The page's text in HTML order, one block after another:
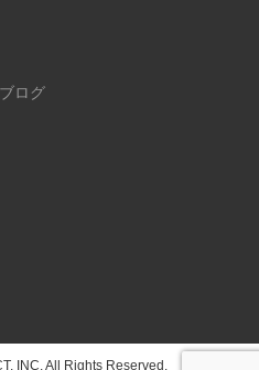
ログ
INC. All Rights Reserved.